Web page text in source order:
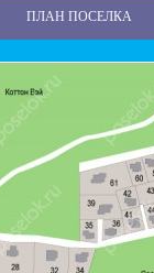
ПЛАН ПОСЕЛКА